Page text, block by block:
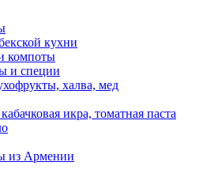
кухни
компоты
и специи
халва, мед
икра, томатная паста
из Армении